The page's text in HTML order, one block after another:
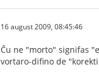
16 august 2009, 08:45:46
Ĉu ne "morto" signifas
vortaro-difino de